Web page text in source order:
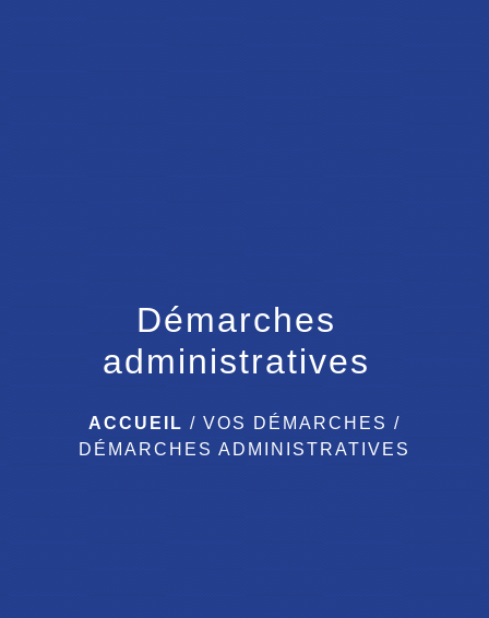
Démarches
administratives
ACCUEIL / VOS DÉMARCHES /
DÉMARCHES ADMINISTRATIVES